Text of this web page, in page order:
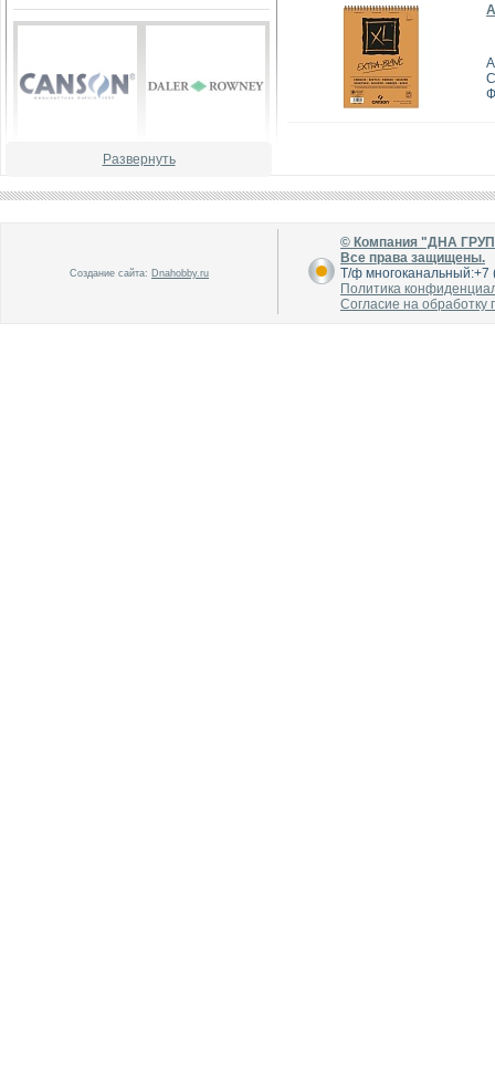
В каталог
Развернуть
Создание сайта: Dnahobby.ru
© Компания "ДНА
Все права защищены.
Т/ф
Политика
Согласие на